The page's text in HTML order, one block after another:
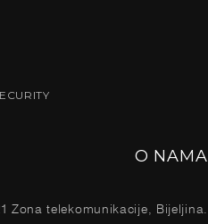
O NAMA
Zona telekomunikacije, Bijeljina.